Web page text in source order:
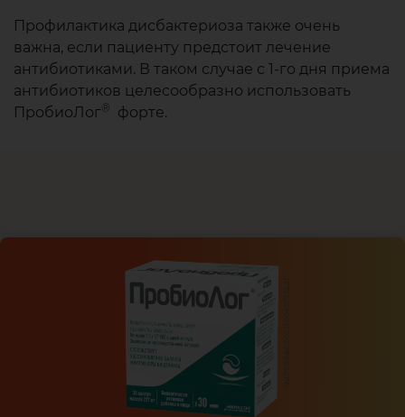
Профилактика дисбактериоза также очень
важна, если пациенту предстоит лечение
антибиотиками. В таком случае с 1-го дня приема
антибиотиков целесообразно использовать
ПробиоЛог ® форте.